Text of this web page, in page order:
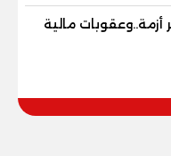
أزمة..وعقوبات مالية